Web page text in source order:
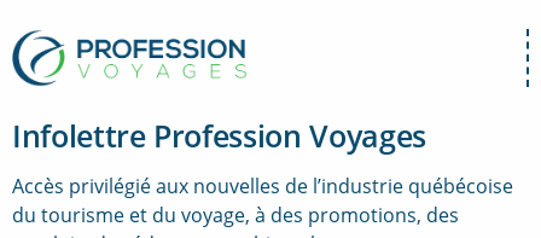
Infolettre Profession Voyages
Accès privilégié aux nouvelles de l’industrie québécoise
du tourisme et du voyage, à des promotions, des